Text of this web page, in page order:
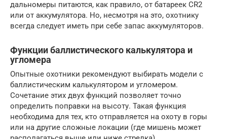
дальномеры питаются, как правило, от батареек CR2
или от аккумулятора. Но, несмотря на это, охотнику
всегда следует иметь при себе запас аккумуляторов.
Функции баллистического калькулятора и
угломера
Опытные охотники рекомендуют выбирать модели с
баллистическим калькулятором и угломером.
Сочетание этих двух функций позволяет точно
определить поправки на высоту. Такая функция
необходима для тех, кто отправляется на охоту в горы
или на другие сложные локации (где мишень может